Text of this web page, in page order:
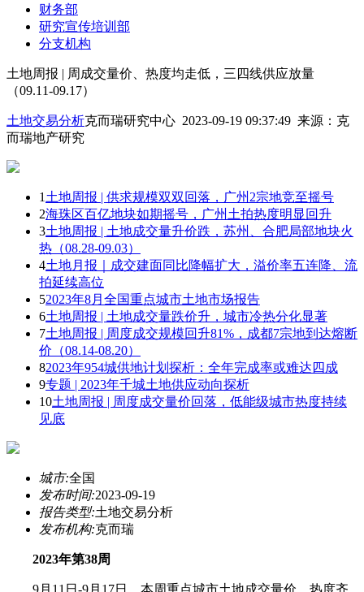
财务部
研究宣传培训部
分支机构
土地周报 | 周成交量价、热度均走低，三四线供应放量
（09.11-09.17）
土地交易分析克而瑞研究中心 2023-09-19 09:37:49 来源： 克
而瑞地产研究
1 土地周报 | 供求规模双双回落，广州2宗地竞至摇号
2海珠区百亿地块如期摇号，广州土拍热度明显回升
3土地周报 | 土地成交量升价跌，苏州、合肥局部地块火
热（08.28-09.03）
4土地月报｜成交建面同比降幅扩大，溢价率五连降、流
拍延续高位
52023年8月全国重点城市土地市场报告
6土地周报 | 土地成交量跌价升，城市冷热分化显著
7土地周报 | 周度成交规模回升81%，成都7宗地到达熔断
价（08.14-08.20）
82023年954城供地计划探析：全年完成率或难达四成
9专题 | 2023年千城土地供应动向探析
10土地周报 | 周度成交量价回落，低能级城市热度持续
见底
城市:全国
发布时间:2023-09-19
报告类型:土地交易分析
发布机构:克而瑞
2023年第38周
9月11日-9月17日，本周重点城市土地成交量价、热度齐